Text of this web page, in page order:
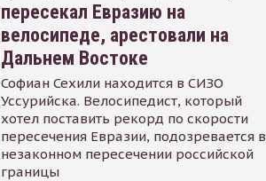
пересекал Евразию на
велосипеде, арестовали на
Дальнем Востоке
Софиан Сехили находится в СИЗО
Уссурийска. Велосипедист, который
хотел поставить рекорд по скорости
пересечения Евразии, подозревается в
незаконном пересечении российской
границы